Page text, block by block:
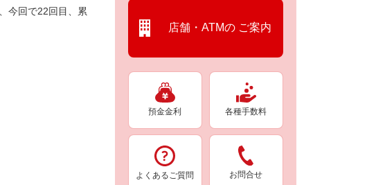
今回で22回目、累
店舗・ATMの ご案内
預金金利 各種手数料
よくあるご質問 お問合せ